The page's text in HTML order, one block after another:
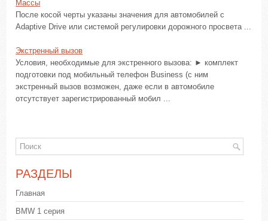
Массы
После косой черты указаны значения для автомобилей с
Adaptive Drive или системой регулировки дорожного просвета ...
Экстренный вызов
Условия, необходимые для экстренного вызова: ► комплект
подготовки под мобильный телефон Business (с ним
экстренный вызов возможен, даже если в автомобиле
отсутствует зарегистрированный мобил ...
РАЗДЕЛЫ
Главная
BMW 1 серия